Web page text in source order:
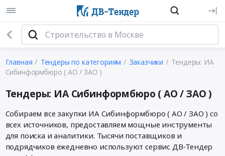
Главная Тендеры по категориям Заказчики
Тендеры: ИА
Сибинформбюро ( АО / ЗАО )
Тендеры: ИА Сибинформбюро ( АО / ЗАО )
Собираем все закупки ИА Сибинформбюро ( АО / ЗАО ) со
всех источников, предоставляем мощные инструменты
для поиска и аналитики. Тысячи поставщиков и
подрядчиков ежедневно используют сервис ДВ-Тендер